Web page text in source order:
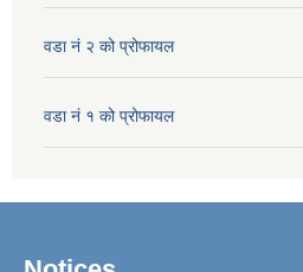
वडा नं २ को प्रोफायल
वडा नं १ को प्रोफायल